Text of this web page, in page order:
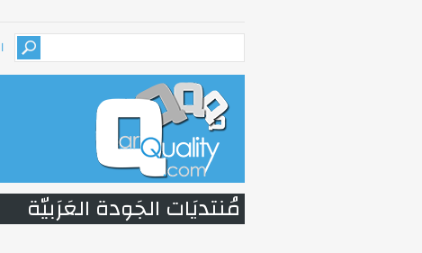
مُنتديَات الجَودة العَرَبيّة